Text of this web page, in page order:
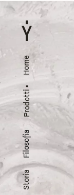
Home
Prodotti
Filosofia
Storia